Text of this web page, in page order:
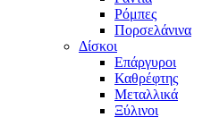
Ρόμπες
Πορσελάνινα
Δίσκοι
Επάργυροι
Καθρέφτης
Μεταλλικά
Ξύλινοι